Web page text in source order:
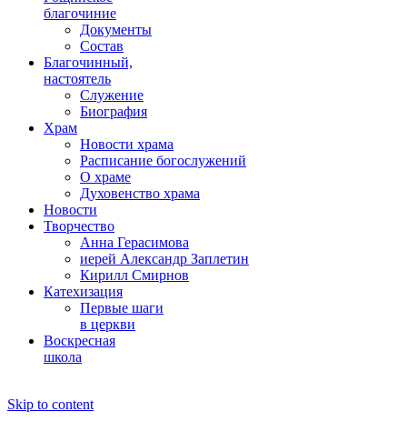
благочиние
Документы
Состав
Благочинный,
настоятель
Служение
Биография
Храм
Новости храма
Расписание богослужений
О храме
Духовенство храма
Новости
Творчество
Анна Герасимова
иерей Александр Заплетин
Кирилл Смирнов
Катехизация
Первые шаги
в церкви
Воскресная
школа
Skip to content